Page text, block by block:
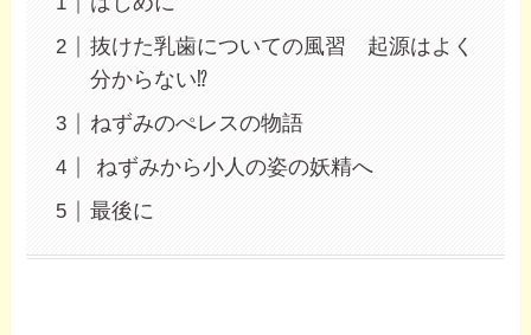
抜けた乳歯についての風習 起源はよく
分からない⁉
ねずみのぺレスの物語
ねずみから小人の姿の妖精へ
最後に